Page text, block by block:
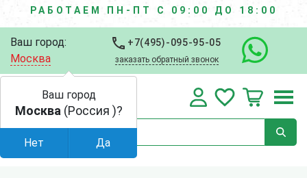
РАБОТАЕМ ПН-ПТ С 09:00 ДО 18:00
Ваш город:
Москва
+7(495)-095-95-05
заказать обратный звонок
Ваш город
Москва (Россия )?
Нет Да